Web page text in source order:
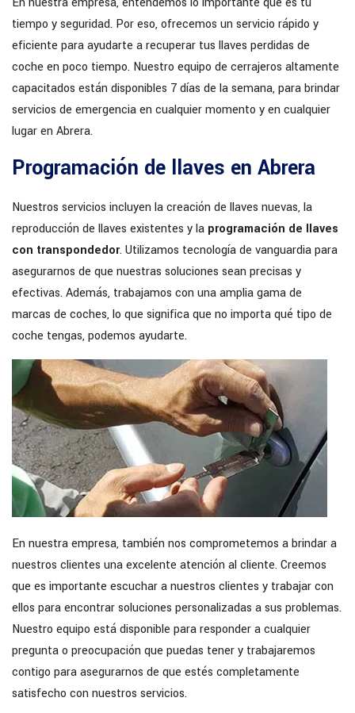
tiempo y seguridad. Por eso, ofrecemos un servicio rápido y
eficiente para ayudarte a recuperar tus llaves perdidas de
coche en poco tiempo. Nuestro equipo de cerrajeros altamente
capacitados están disponibles 7 días de la semana, para brindar
servicios de emergencia en cualquier momento y en cualquier
lugar en Abrera.
Programación de llaves en Abrera
Nuestros servicios incluyen la creación de llaves nuevas, la
reproducción de llaves existentes y la programación de llaves
con transpondedor. Utilizamos tecnología de vanguardia para
asegurarnos de que nuestras soluciones sean precisas y
efectivas. Además, trabajamos con una amplia gama de
marcas de coches, lo que significa que no importa qué tipo de
coche tengas, podemos ayudarte.
En nuestra empresa, también nos comprometemos a brindar a
nuestros clientes una excelente atención al cliente. Creemos
que es importante escuchar a nuestros clientes y trabajar con
ellos para encontrar soluciones personalizadas a sus problemas.
Nuestro equipo está disponible para responder a cualquier
pregunta o preocupación que puedas tener y trabajaremos
contigo para asegurarnos de que estés completamente
satisfecho con nuestros servicios.